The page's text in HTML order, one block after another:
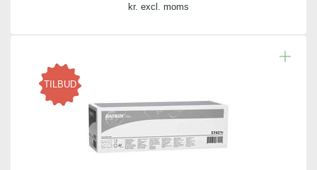
kr. excl. moms
TILBUD